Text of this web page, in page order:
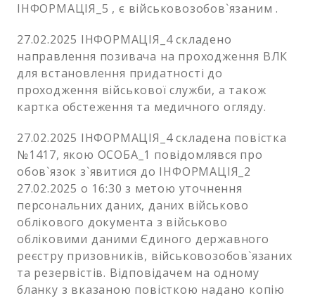
ІНФОРМАЦІЯ_5 , є військовозобов`язаним .
27.02.2025 ІНФОРМАЦІЯ_4 складено
направлення позивача на проходження ВЛК
для встановлення придатності до
проходження військової служби, а також
картка обстеження та медичного огляду.
27.02.2025 ІНФОРМАЦІЯ_4 складена повістка
№1417, якою ОСОБА_1 повідомлявся про
обов`язок з`явитися до ІНФОРМАЦІЯ_2
27.02.2025 о 16:30 з метою уточнення
персональних даних, даних військово
облікового документа з військово
обліковими даними Єдиного державного
реєстру призовників, військовозобов`язаних
та резервістів. Відповідачем на одному
бланку з вказаною повісткою надано копію